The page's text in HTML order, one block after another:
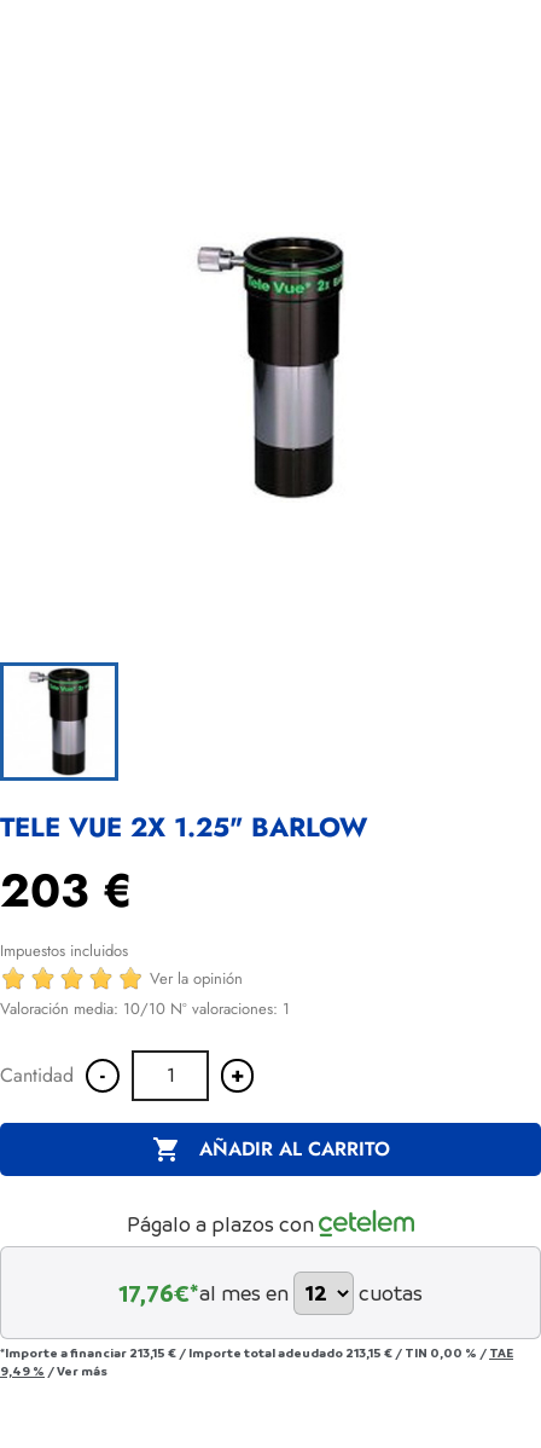
TELE VUE 2X 1.25" BARLOW
203 €
Impuestos incluidos
Ver la opinión
Valoración media: 10/10 Nº valoraciones: 1
Cantidad - +
 AÑADIR AL CARRITO
Págalo a plazos con
17,76€*al mes en cuotas
*Importe a financiar 213,15 € / Importe total adeudado 213,15 € / TIN 0,00 % / TAE
9,49 % /Ver más